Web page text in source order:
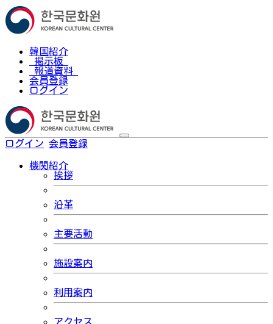
韓国紹介
掲示板
報道資料
会員登録
ログイン
ログイン 会員登録
機関紹介
挨拶
沿革
主要活動
施設案内
利用案内
アクセス